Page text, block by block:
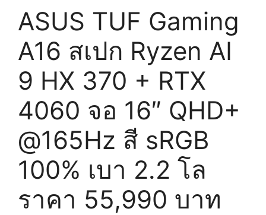
ASUS TUF Gaming
A16 สเปก Ryzen AI
9 HX 370 + RTX
4060 จอ 16″ QHD+
@165Hz สี sRGB
100% เบา 2.2 โล
ราคา 55,990 บาท